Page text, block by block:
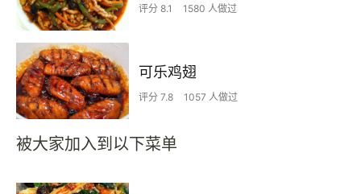
评分 8.1 1580 人做过
可乐鸡翅
评分 7.8 1057 人做过
被大家加入到以下菜单